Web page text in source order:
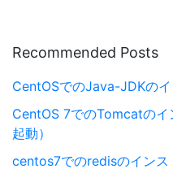
Recommended Posts
CentOSでのJava-JDKの
CentOS 7でのTomcatの
起動）
centos7でのredisのインス